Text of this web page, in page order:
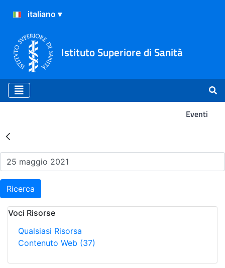
Istituto Superiore di Sanità
Eventi
Risultati della Ricerca -
Ricerca
Voci Risorse
Qualsiasi Risorsa
Contenuto Web (37)